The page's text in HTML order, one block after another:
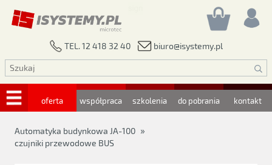
TEL. 12 418 32 40 biuro@isystemy.pl
oferta współpraca szkolenia do pobrania kontakt
Automatyka budynkowa JA-100 »
czujniki przewodowe BUS